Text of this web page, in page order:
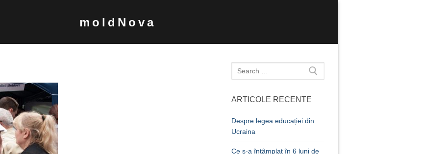
moldNova
Caută
după:
ARTICOLE RECENTE
Despre legea educației din
Ucraina
Ce s-a întâmplat în 6 luni de